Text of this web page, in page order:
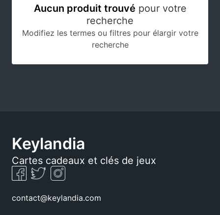
Trier par
Aucun produit trouvé pour votre
recherche
Modifiez les termes ou filtres pour élargir votre
recherche
Keylandia
Cartes cadeaux et clés de jeux
contact@keylandia.com